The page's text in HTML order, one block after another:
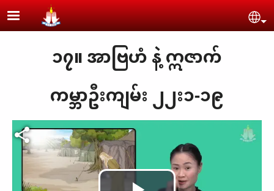
Skip to main content
၁၇။ အာဗြဟံ နဲ့ ဣဇာက်
ကမ္ဘာဦးကျမ်း ၂၂း၁-၁၉